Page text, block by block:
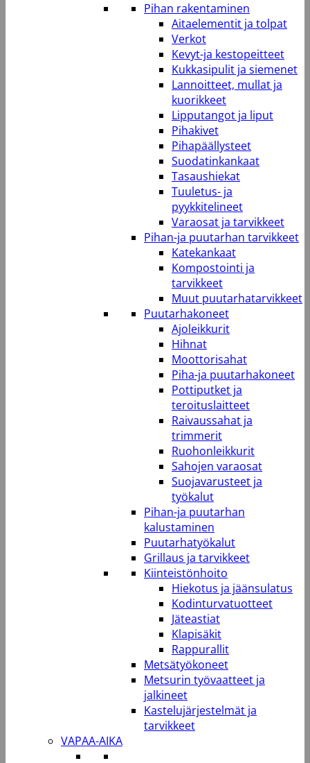
Pihan rakentaminen
Aitaelementit ja tolpat
Verkot
Kevyt-ja kestopeitteet
Kukkasipulit ja siemenet
Lannoitteet, mullat ja
kuorikkeet
Lipputangot ja liput
Pihakivet
Pihapäällysteet
Suodatinkankaat
Tasaushiekat
Tuuletus- ja
pyykkitelineet
Varaosat ja tarvikkeet
Pihan-ja puutarhan tarvikkeet
Katekankaat
Kompostointi ja
tarvikkeet
Muut puutarhatarvikkeet
Puutarhakoneet
Ajoleikkurit
Hihnat
Moottorisahat
Piha-ja puutarhakoneet
Pottiputket ja
teroituslaitteet
Raivaussahat ja
trimmerit
Ruohonleikkurit
Sahojen varaosat
Suojavarusteet ja
työkalut
Pihan-ja puutarhan
kalustaminen
Puutarhatyökalut
Grillaus ja tarvikkeet
Kiinteistönhoito
Hiekotus ja jäänsulatus
Kodinturvatuotteet
Jäteastiat
Klapisäkit
Rappurallit
Metsätyökoneet
Metsurin työvaatteet ja
jalkineet
Kastelujärjestelmät ja
tarvikkeet
VAPAA-AIKA